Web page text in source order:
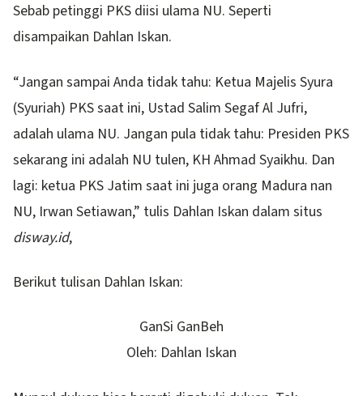
Sebab petinggi PKS diisi ulama NU. Seperti
disampaikan Dahlan Iskan.
“Jangan sampai Anda tidak tahu: Ketua Majelis Syura
(Syuriah) PKS saat ini, Ustad Salim Segaf Al Jufri,
adalah ulama NU. Jangan pula tidak tahu: Presiden PKS
sekarang ini adalah NU tulen, KH Ahmad Syaikhu. Dan
lagi: ketua PKS Jatim saat ini juga orang Madura nan
NU, Irwan Setiawan,” tulis Dahlan Iskan dalam situs
disway.id,
Berikut tulisan Dahlan Iskan:
GanSi GanBeh
Oleh: Dahlan Iskan